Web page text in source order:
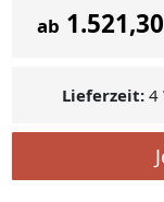
ab
Lieferzeit: 4